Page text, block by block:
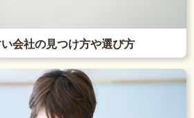
会社の見つけ方や選び方